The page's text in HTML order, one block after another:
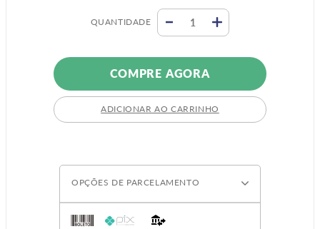
QUANTIDADE
COMPRE AGORA
ADICIONAR AO CARRINHO
OPÇÕES DE PARCELAMENTO